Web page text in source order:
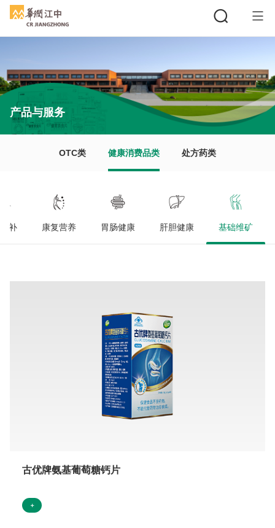
搜索
产品与服务
OTC类 健康消费品类 处方药类
补 康复营养 胃肠健康 肝胆健康 基础维矿
古优牌氨基葡萄糖钙片